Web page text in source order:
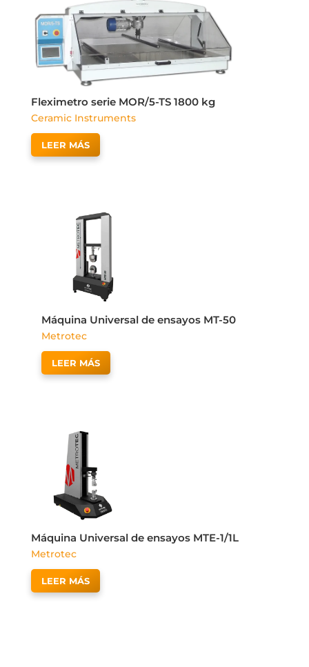
Fleximetro serie MOR/5-TS 1800 kg
Ceramic Instruments
LEER MÁS
Máquina Universal de ensayos MT-50
Metrotec
LEER MÁS
Máquina Universal de ensayos MTE-1/1L
Metrotec
LEER MÁS